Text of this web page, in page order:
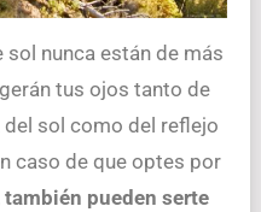
sol nunca están de más
tus ojos tanto de
del sol como del reflejo
caso de que optes por
también pueden serte